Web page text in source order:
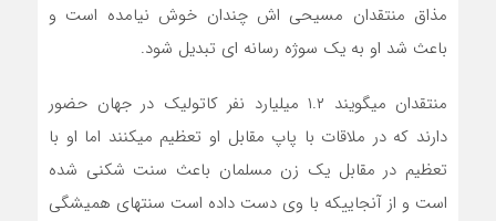
مذاق منتقدان مسیحی اش چندان خوش نیامده است و
باعث شد او به یک سوژه رسانه ای تبدیل شود.
منتقدان میگویند ۱.۲ میلیارد نفر کاتولیک در جهان حضور
دارند که در ملاقات با پاپ مقابل او تعظیم میکنند اما او با
تعظیم در مقابل یک زن مسلمان باعث سنت شکنی شده
است و از آنجاییکه با وی دست داده است سنتهای همیشگی